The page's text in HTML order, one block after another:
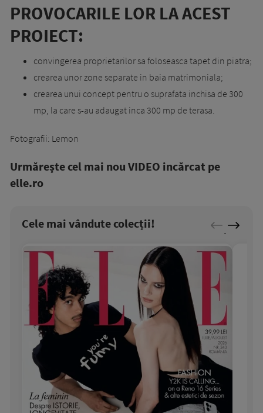
PROVOCARILE LOR LA ACEST
PROIECT:
convingerea proprietarilor sa foloseasca tapet din piatra;
crearea unor zone separate in baia matrimoniala;
crearea unui concept pentru o suprafata inchisa de 300
mp, la care s-au adaugat inca 300 mp de terasa.
Fotografii: Lemon
Urmăreşte cel mai nou VIDEO incărcat pe
elle.ro
Cele mai vândute colecții!